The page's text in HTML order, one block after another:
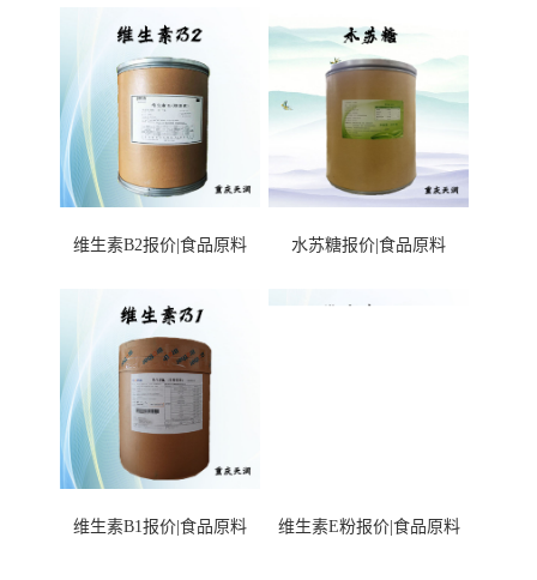
维生素B2报价|食品原料 水苏糖报价|食品原料
维生素B1报价|食品原料 维生素E粉报价|食品原料